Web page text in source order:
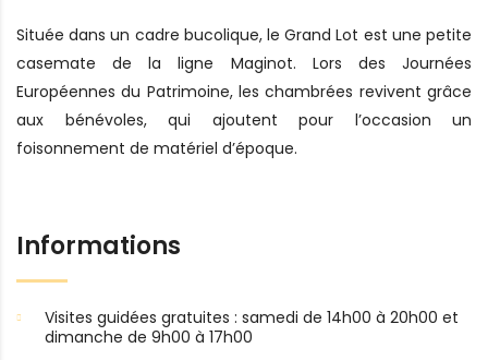
Située dans un cadre bucolique, le Grand Lot est une petite
casemate de la ligne Maginot. Lors des Journées
Européennes du Patrimoine, les chambrées revivent grâce
aux bénévoles, qui ajoutent pour l’occasion un
foisonnement de matériel d’époque.
Informations
Visites guidées gratuites : samedi de 14h00 à 20h00 et
dimanche de 9h00 à 17h00